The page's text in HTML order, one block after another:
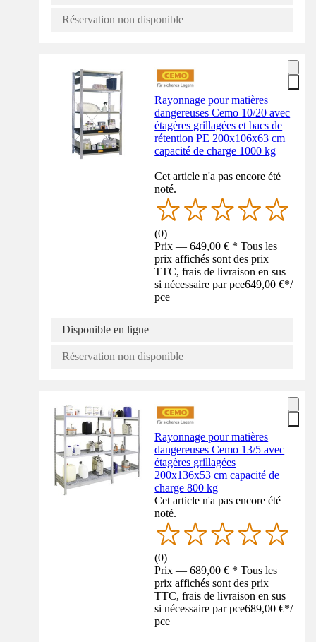
Réservation non disponible
Rayonnage pour matières
dangereuses Cemo 10/20 avec
étagères grillagées et bacs de
rétention PE 200x106x63 cm
capacité de charge 1000 kg
Cet article n'a pas encore été
noté.
(0)
Prix — 649,00 € * Tous les
prix affichés sont des prix
TTC, frais de livraison en sus
si nécessaire par pce649,00 €*/
pce
Disponible en ligne
Réservation non disponible
Rayonnage pour matières
dangereuses Cemo 13/5 avec
étagères grillagées
200x136x53 cm capacité de
charge 800 kg
Cet article n'a pas encore été
noté.
(0)
Prix — 689,00 € * Tous les
prix affichés sont des prix
TTC, frais de livraison en sus
si nécessaire par pce689,00 €*/
pce